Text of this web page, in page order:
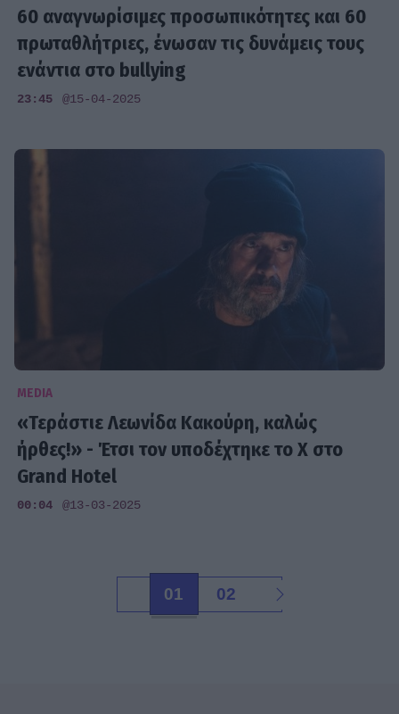
60 αναγνωρίσιμες προσωπικότητες και 60
πρωταθλήτριες, ένωσαν τις δυνάμεις τους
ενάντια στο bullying
23:45 @15-04-2025
MEDIA
«Τεράστιε Λεωνίδα Κακούρη, καλώς
ήρθες!» - Έτσι τον υποδέχτηκε το X στο
Grand Hotel
00:04 @13-03-2025
01 02